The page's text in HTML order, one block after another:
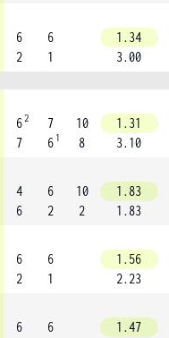
6
2
6
1
1.34
3.00
62
7
7
6 1
10
8
1.31
3.10
4
6
6
2
10
2
1.83
1.83
6
2
6
1
1.56
2.23
6
6
1.47